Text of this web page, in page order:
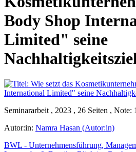
Body Shop
Limited" seine
Seminararbeit , 2023 , 26 Seiten , Note:
Autor:in: Namra Hasan (Autor:in)
BWL - Unternehmensführung,